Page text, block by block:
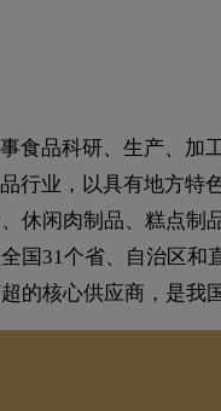
品科研、生产、
行业，以具有地方
休闲肉制品、糕点
国31个省、自治区
核心供应商，是我